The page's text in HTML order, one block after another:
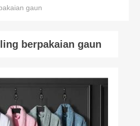
gaun
berpakaian gaun